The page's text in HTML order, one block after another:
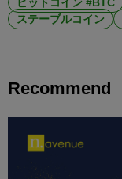
ステーブルコイン
Recommend